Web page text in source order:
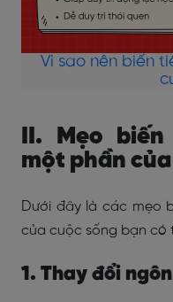
Vì sao nên biến
II. Mẹo
một phần
Dưới đây là các mẹo
của cuộc sống bạn có
1. Thay đổi